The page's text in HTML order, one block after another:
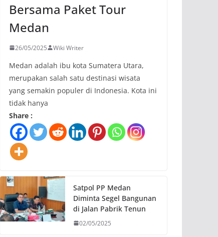
Bersama Paket Tour
Medan
26/05/2025 Wiki Writer
Medan adalah ibu kota Sumatera Utara,
merupakan salah satu destinasi wisata
yang semakin populer di Indonesia. Kota ini
tidak hanya
Share :
Satpol PP Medan
Diminta Segel Bangunan
di Jalan Pabrik Tenun
02/05/2025